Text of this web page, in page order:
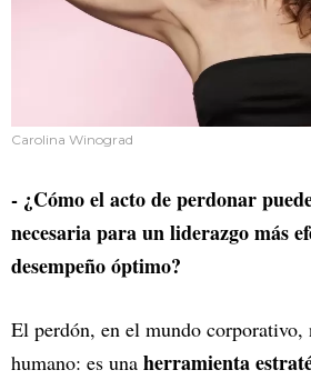
Carolina Winograd
- ¿Cómo el acto de perdonar
necesaria para un liderazgo más
desempeño óptimo?
El perdón, en el mundo corporativo,
humano: es una herramienta